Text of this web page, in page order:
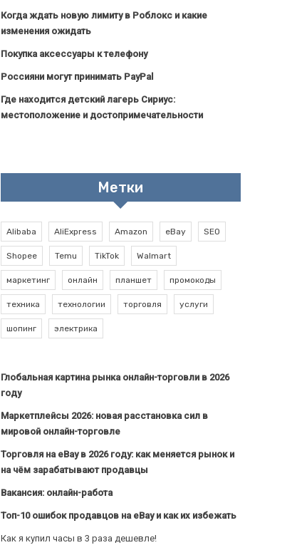
Когда ждать новую лимиту в Роблокс и какие
изменения ожидать
Покупка аксессуары к телефону
Россияни могут принимать PayPal
Где находится детский лагерь Сириус:
местоположение и достопримечательности
Метки
Alibaba AliExpress Amazon eBay SEO
Shopee Temu TikTok Walmart
маркетинг онлайн планшет промокоды
техника технологии торговля услуги
шопинг электрика
Глобальная картина рынка онлайн-торговли в 2026
году
Маркетплейсы 2026: новая расстановка сил в
мировой онлайн-торговле
Торговля на eBay в 2026 году: как меняется рынок и
на чём зарабатывают продавцы
Вакансия: онлайн-работа
Топ-10 ошибок продавцов на eBay и как их избежать
Как я купил часы в 3 раза дешевле!